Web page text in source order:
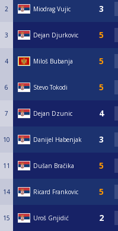
2 Miodrag Vujic
3 Dejan Djurkovic
4 Miloš Bubanja
6 Stevo Tokodi
7 Dejan Dzunic
10 Danijel Habenjak
11 Dušan Bračika
14 Ricard Frankovic
15 Uroš Gnjidić